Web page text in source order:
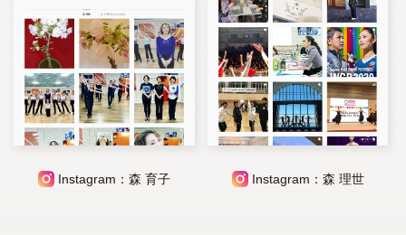
Instagram：森 育子 Instagram：森 理世